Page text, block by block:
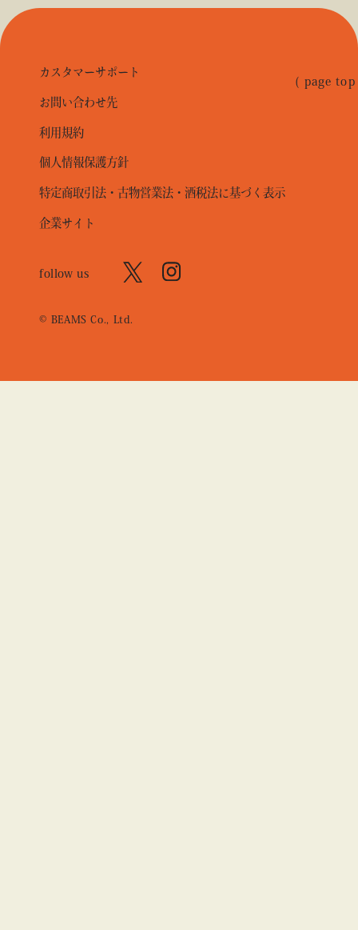
( page
カスタマーサポート
お問い合わせ先
利用規約
個人情報保護方針
特定商取引法・古物営業法・酒税法に基づく表示
企業サイト
follow us
© BEAMS Co., Ltd.